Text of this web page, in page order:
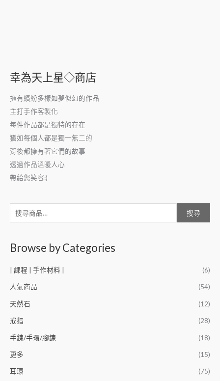
幸為天上星◇商店
擁有繽紛多樣如夢似幻的作品
主打手作客製化
每件作品都是獨特的存在
猶如每個人都是獨一無二的
背後都擁有著它們的故事
透過作品溫暖人心
帶給您笑容:)
搜尋
Browse by Categories
| 課程 | 手作材料 | (6)
人氣商品 (54)
天然石 (12)
戒指 (28)
手鍊/手環/腳鍊 (18)
更多 (15)
耳環 (75)